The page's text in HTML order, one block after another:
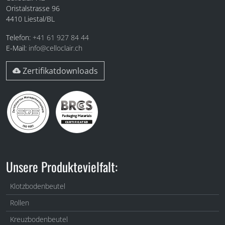
Oristalstrasse 96
4410 Liestal/BL
Telefon: +41 61 927 84 44
E-Mail: info@celloclair.ch
Zertifikatdownloads
Unsere Produktevielfalt:
Klotzbodenbeutel
Rollen
Kreuzbodenbeutel